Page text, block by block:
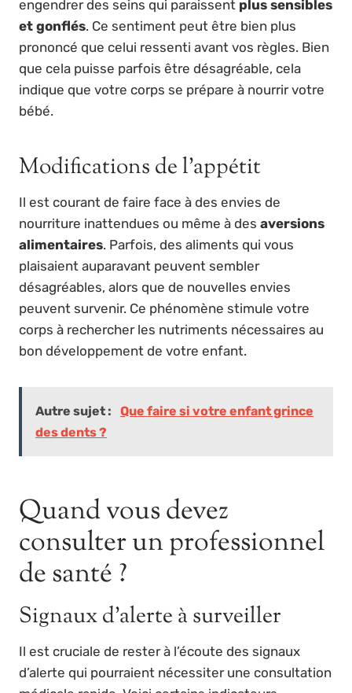
engendrer des seins qui paraissent plus sensibles
et gonflés. Ce sentiment peut être bien plus
prononcé que celui ressenti avant vos règles. Bien
que cela puisse parfois être désagréable, cela
indique que votre corps se prépare à nourrir votre
bébé.
Modifications de l’appétit
Il est courant de faire face à des envies de
nourriture inattendues ou même à des aversions
alimentaires. Parfois, des aliments qui vous
plaisaient auparavant peuvent sembler
désagréables, alors que de nouvelles envies
peuvent survenir. Ce phénomène stimule votre
corps à rechercher les nutriments nécessaires au
bon développement de votre enfant.
Autre sujet :
Que faire si votre enfant grince
des dents ?
Quand vous devez
consulter un professionnel
de santé ?
Signaux d’alerte à surveiller
Il est cruciale de rester à l’écoute des signaux
d’alerte qui pourraient nécessiter une consultation